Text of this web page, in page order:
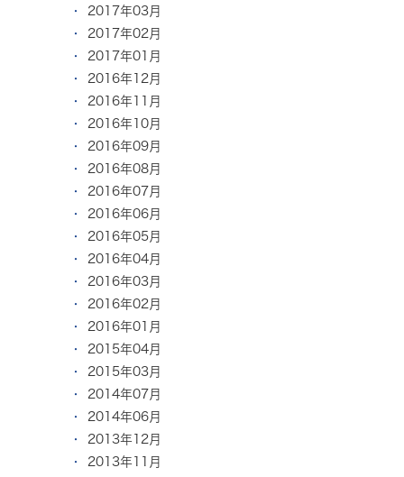
2017年03月
2017年02月
2017年01月
2016年12月
2016年11月
2016年10月
2016年09月
2016年08月
2016年07月
2016年06月
2016年05月
2016年04月
2016年03月
2016年02月
2016年01月
2015年04月
2015年03月
2014年07月
2014年06月
2013年12月
2013年11月